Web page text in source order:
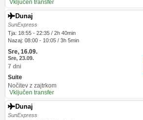
Vključen transfer
Dunaj
SunExpress
Tja: 18:55 - 22:35 / 2h 40min
Nazaj: 08:00 - 10:05 / 3h 5min
Sre, 16.09.
Sre, 23.09.
7 dni
Suite
Nočitev z zajtrkom
Vključen transfer
Dunaj
SunExpress